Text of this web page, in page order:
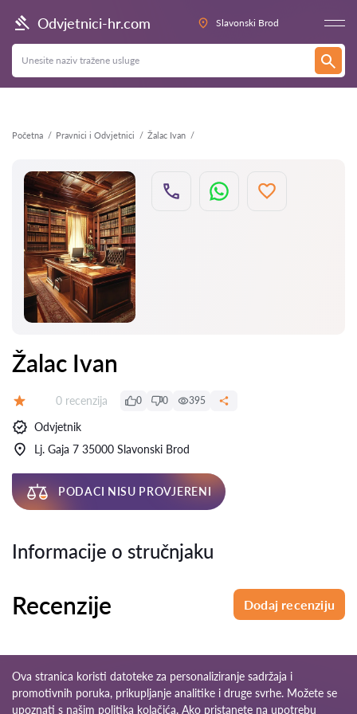
Odvjetnici-hr.com Slavonski Brod
Početna Pravnici i Odvjetnici Žalac Ivan
Natrag
Žalac Ivan
Recenzija:
0 recenzija 0 0 395
Odvjetnik
Lj. Gaja 7 35000 Slavonski Brod
PODACI NISU PROVJERENI
Informacije o stručnjaku
Recenzije Dodaj recenziju
Ova stranica koristi datoteke za personaliziranje sadržaja i
promotivnih poruka, prikupljanje analitike i druge svrhe. Možete se
upoznati s našim politika kolačića. Ako pristanete na upotrebu